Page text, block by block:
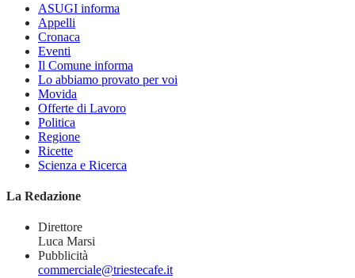
ASUGI informa
Appelli
Cronaca
Eventi
Il Comune informa
Lo abbiamo provato per voi
Movida
Offerte di Lavoro
Politica
Regione
Ricette
Scienza e Ricerca
La Redazione
Direttore
Luca Marsi
Pubblicità
commerciale@triestecafe.it